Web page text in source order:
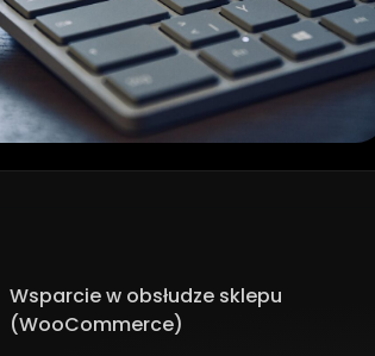
Wsparcie w obsłudze sklepu
(WooCommerce)